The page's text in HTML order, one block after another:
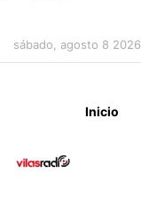
sábado, agosto 8 2026
Inicio